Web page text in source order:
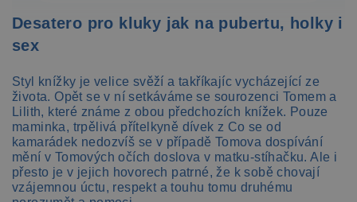
Desatero pro kluky jak na pubertu, holky i
sex
Styl knížky je velice svěží a takříkajíc vycházející ze
života. Opět se v ní setkáváme se sourozenci Tomem a
Lilith, které známe z obou předchozích knížek. Pouze
maminka, trpělivá přítelkyně dívek z Co se od
kamarádek nedozvíš se v případě Tomova dospívání
mění v Tomových očích doslova v matku-stíhačku. Ale i
přesto je v jejich hovorech patrné, že k sobě chovají
vzájemnou úctu, respekt a touhu tomu druhému